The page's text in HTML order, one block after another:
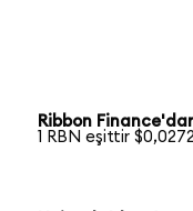
Ribbon
1 RBN eşittir $0,0272